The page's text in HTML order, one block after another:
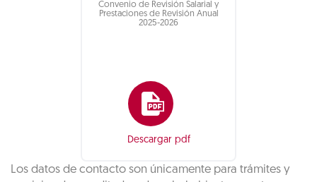
Convenio de Revisión Salarial y
Prestaciones de Revisión Anual
2025-2026
Descargar pdf
Los datos de contacto son únicamente para trámites y